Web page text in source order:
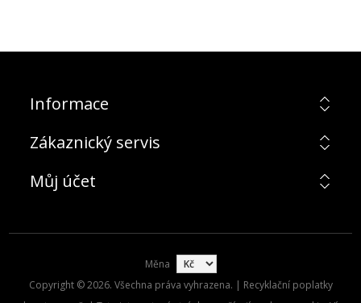
Informace
Zákaznický servis
Můj účet
Měna
Copyright © 2026. Všechna práva vyhrazena. | Recyklační poplatky